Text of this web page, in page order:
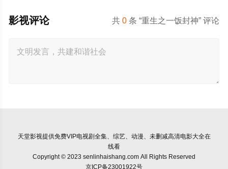
共0 条 “重生之一饭封神” 评论
影视评论
天堂影视提供免费VIP电视剧全集、综艺、动漫、未删减高清电影大全在
线看
Copyright © 2023 senlinhaishang.com All Rights Reserved
京ICP备23001922号